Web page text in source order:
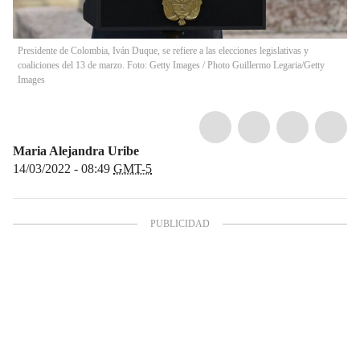
Presidente de Colombia, Iván Duque, se refiere a las elecciones legislativas y
coaliciones del 13 de marzo. Foto: Getty Images / Photo Guillermo Legaria/Getty
Images
Maria Alejandra Uribe
14/03/2022 - 08:49 GMT-5